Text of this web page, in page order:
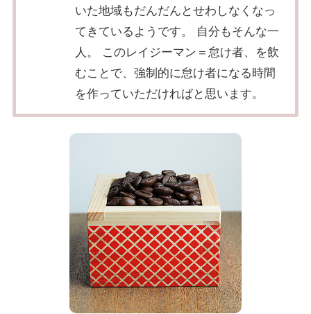
いた地域もだんだんとせわしなくなっ
てきているようです。 自分もそんな一
人。 このレイジーマン＝怠け者、を飲
むことで、強制的に怠け者になる時間
を作っていただければと思います。